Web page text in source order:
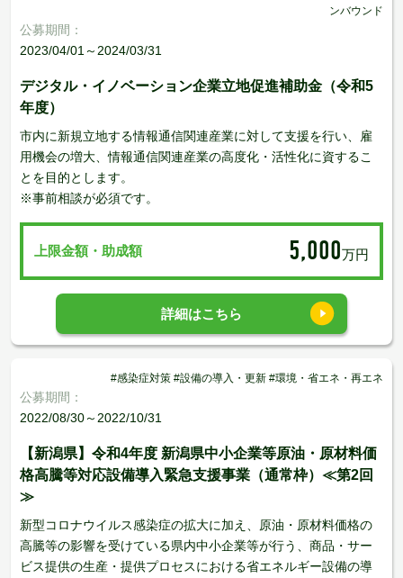
ンバウンド
公募期間：
2023/04/01～2024/03/31
デジタル・イノベーション企業立地促進補助金（令和5
年度）
市内に新規立地する情報通信関連産業に対して支援を行い、雇
用機会の増大、情報通信関連産業の高度化・活性化に資するこ
とを目的とします。
※事前相談が必須です。
上限金額・助成額 5,000万円
詳細はこちら
#感染症対策 #設備の導入・更新 #環境・省エネ・再エネ
公募期間：
2022/08/30～2022/10/31
【新潟県】令和4年度 新潟県中小企業等原油・原材料価
格高騰等対応設備導入緊急支援事業（通常枠）≪第2回
≫
新型コロナウイルス感染症の拡大に加え、原油・原材料価格の
高騰等の影響を受けている県内中小企業等が行う、商品・サー
ビス提供の生産・提供プロセスにおける省エネルギー設備の導